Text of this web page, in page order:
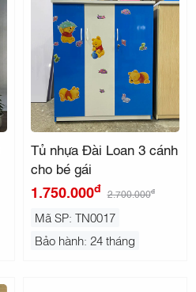
Tủ nhựa Đài Loan 3 cánh
cho bé gái
1.750.000đ 2.700.000đ
Mã SP: TN0017
Bảo hành: 24 tháng